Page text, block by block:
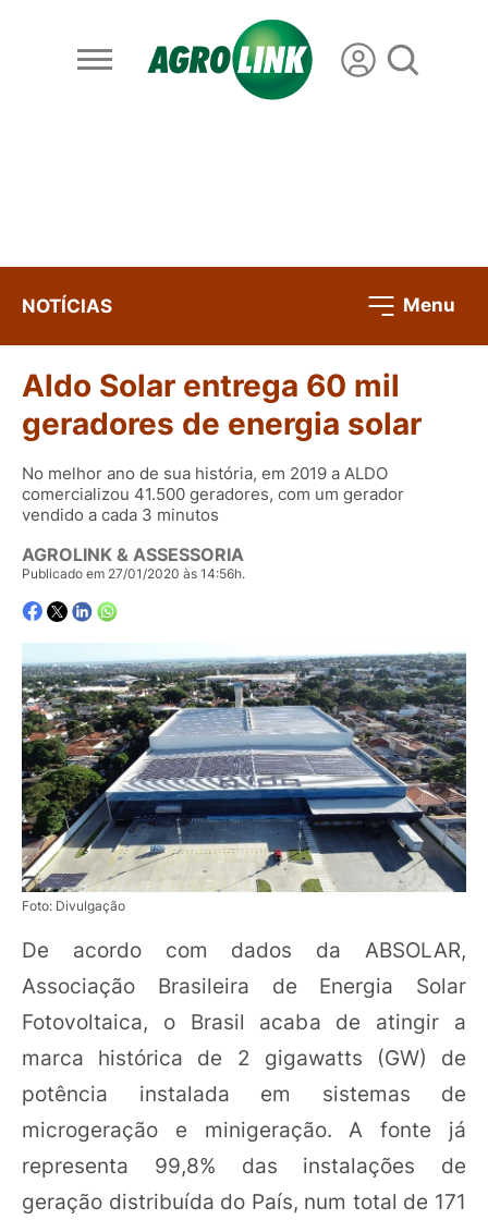
NOTÍCIAS Menu
Aldo Solar entrega 60 mil
geradores de energia solar
No melhor ano de sua história, em 2019 a ALDO
comercializou 41.500 geradores, com um gerador
vendido a cada 3 minutos
AGROLINK & ASSESSORIA
Publicado em 27/01/2020 às 14:56h.
Foto: Divulgação
De acordo com dados da ABSOLAR,
Associação Brasileira de Energia Solar
Fotovoltaica, o Brasil acaba de atingir a
marca histórica de 2 gigawatts (GW) de
potência instalada em sistemas de
microgeração e minigeração. A fonte já
representa 99,8% das instalações de
geração distribuída do País, num total de 171